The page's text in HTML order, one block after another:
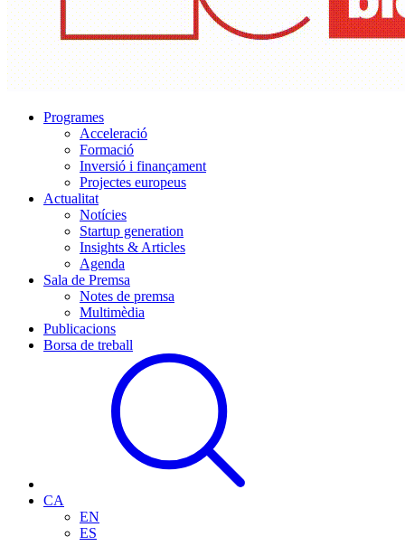
Programes
Acceleració
Formació
Inversió i finançament
Projectes europeus
Actualitat
Notícies
Startup generation
Insights & Articles
Agenda
Sala de Premsa
Notes de premsa
Multimèdia
Publicacions
Borsa de treball
CA
EN
ES